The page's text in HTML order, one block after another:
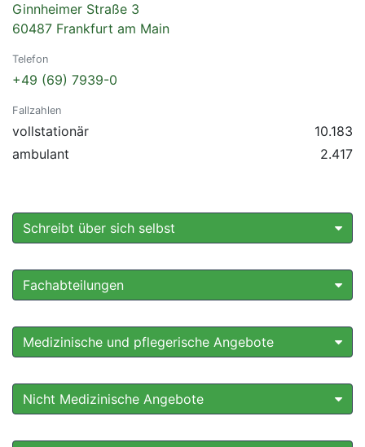
Ginnheimer Straße 3
60487 Frankfurt am Main
Telefon
+49 (69) 7939-0
Fallzahlen
vollstationär
10.183
ambulant
2.417
Schreibt über sich selbst
Fachabteilungen
Medizinische und pflegerische Angebote
Nicht Medizinische Angebote